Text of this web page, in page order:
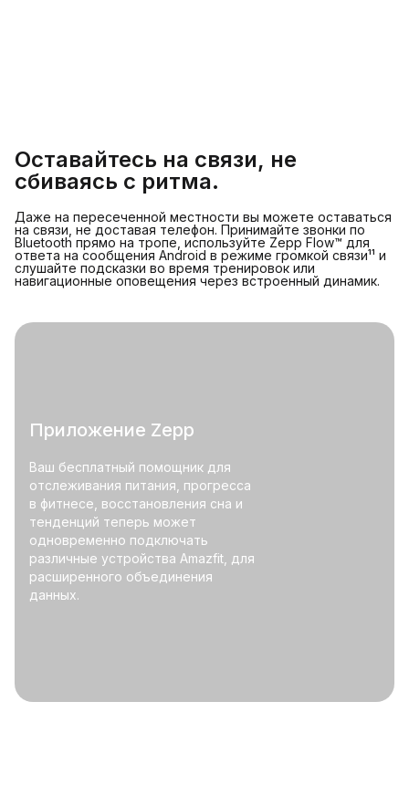
Оставайтесь на связи, не
сбиваясь с ритма.
Даже на пересеченной местности вы можете оставаться
на связи, не доставая телефон. Принимайте звонки по
Bluetooth прямо на тропе, используйте Zepp Flow™ для
ответа на сообщения Android в режиме громкой связи¹¹ и
слушайте подсказки во время тренировок или
навигационные оповещения через встроенный динамик.
Приложение Zepp
Ваш бесплатный помощник для
отслеживания питания, прогресса
в фитнесе, восстановления сна и
тенденций теперь может
одновременно подключать
различные устройства Amazfit, для
расширенного объединения
данных.